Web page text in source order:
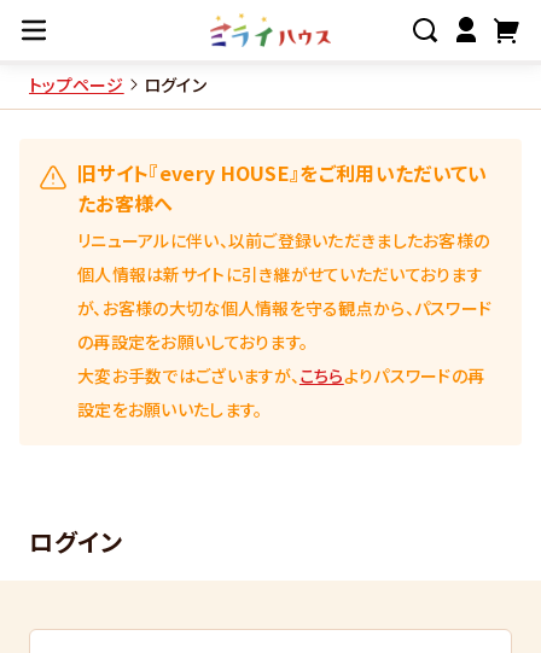
トップページ ログイン
旧サイト『every HOUSE』をご利用いただいてい
たお客様へ
リニューアルに伴い、以前ご登録いただきましたお客様の
個人情報は新サイトに引き継がせていただいております
が、お客様の大切な個人情報を守る観点から、パスワード
の再設定をお願いしております。
大変お手数ではございますが、こちらよりパスワードの再
設定をお願いいたします。
ログイン